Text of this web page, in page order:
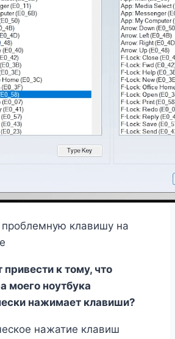
проблемную клавишу на
к тому, что
моего ноутбука
нажимает клавиши?
нажатие клавиш